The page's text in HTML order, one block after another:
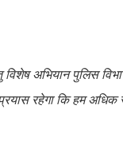
विशेष अभियान पुलिस
प्रयास रहेगा कि हम